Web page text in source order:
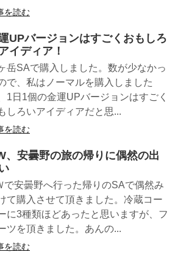
を読む
UPバージョンはすごくおもしろ
イディア！
岳SAで購入しました。数が少なかっ
で、私はノーマルを購入しました
1日1個の金運UPバージョンはすごく
しろいアイディアだと思...
を読む
、安曇野の旅の帰りに偶然の出
で安曇野へ行った帰りのSAで偶然み
て購入させて頂きました。冷蔵コー
に3種類ほどあったと思いますが、フ
ツを頂きました。あんの...
を読む